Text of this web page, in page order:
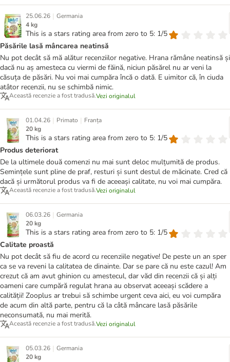
25.06.26 | Germania
4 kg
This is a stars rating area from zero to 5: 1/5
Păsările lasă mâncarea neatinsă
Nu pot decât să mă alătur recenziilor negative. Hrana rămâne neatinsă și
dacă nu aș amesteca cu viermi de făină, niciun păsărel nu ar veni la
căsuța de păsări. Nu voi mai cumpăra încă o dată. E uimitor că, în ciuda
atâtor recenzii, nu se schimbă nimic.
Această recenzie a fost tradusă.Vezi originalul
01.04.26 | Primato | Franța
20 kg
This is a stars rating area from zero to 5: 1/5
Produs deteriorat
De la ultimele două comenzi nu mai sunt deloc mulțumită de produs.
Semințele sunt pline de praf, resturi și sunt destul de măcinate. Cred că
dacă și următorul produs va fi de aceeași calitate, nu voi mai cumpăra.
Această recenzie a fost tradusă.Vezi originalul
06.03.26 | Germania
20 kg
This is a stars rating area from zero to 5: 1/5
Calitate proastă
Nu pot decât să fiu de acord cu recenziile negative! De peste un an sper
ca se va reveni la calitatea de dinainte. Dar se pare că nu este cazul! Am
crezut că am avut ghinion cu amestecul, dar văd din recenzii că și alți
oameni care cumpără regulat hrana au observat aceeași scădere a
calității! Zooplus ar trebui să schimbe urgent ceva aici, eu voi cumpăra
de acum din altă parte, pentru că la câtă mâncare lasă păsările
neconsumată, nu mai merită.
Această recenzie a fost tradusă.Vezi originalul
05.03.26 | Germania
20 kg